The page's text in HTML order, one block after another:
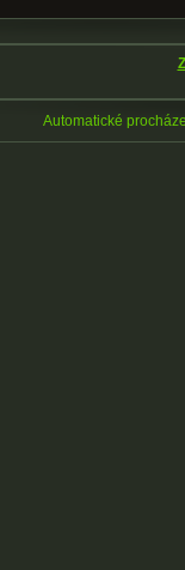
Automatické